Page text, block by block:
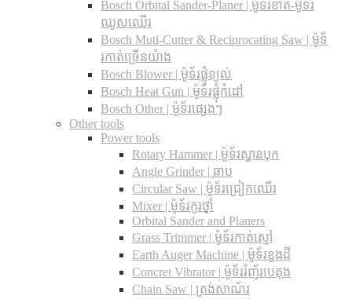
Bosch Orbital Sander-Planer​ | ម៉ូទ័រខាត់-ម៉ូទ័រ
ឈូសឈើរ
Bosch Muti-Cutter & Reciprocating Saw​ | ម៉ូទ័
រកាត់ច្រើនយ៉ាង
Bosch Blower | ម៉ូទ័រផ្លុំខ្យល់
Bosch Heat Gun | ម៉ូទ័រផ្លុំកំដៅ
Bosch Other | ម៉ូទ័រផ្សេងៗ
Other tools
Power tools
Rotary Hammer | ម៉ូទ័រស្វានបុក
Angle Grinder | ឆាប
Circular Saw​ | ម៉ូទ័រជ្រៀកឈើរ
Mixer | ម៉ូទ័រកូរថ្នាំ
Orbital Sander and Planers
Grass Trimmer | ម៉ូទ័រកាត់ស្មៅ
Earth Auger Machine | ម៉ូទ័រខួងដី
Concret Vibrator | ម៉ូទ័ររំញ័របេតុង
Chain Saw | ត្រង់សាណ័រ